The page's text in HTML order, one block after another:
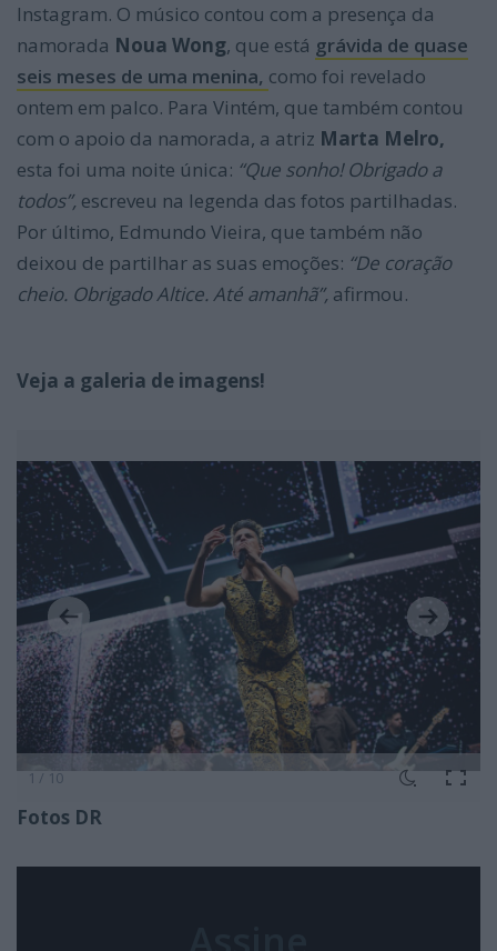
Instagram. O músico contou com a presença da
namorada Noua Wong, que está grávida de quase
seis meses de uma menina, como foi revelado
ontem em palco. Para Vintém, que também contou
com o apoio da namorada, a atriz Marta Melro,
esta foi uma noite única: “Que sonho! Obrigado a
todos”, escreveu na legenda das fotos partilhadas.
Por último, Edmundo Vieira, que também não
deixou de partilhar as suas emoções: “De coração
cheio. Obrigado Altice. Até amanhã”, afirmou.
Veja a galeria de imagens!
1 / 10
Fotos DR